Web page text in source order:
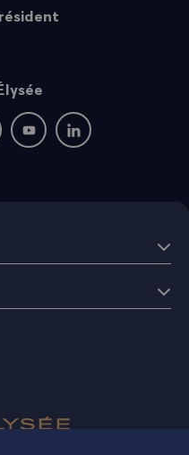
nous sur Twitter
: rejoignez-nous sur
fenêtre : rejoignez-nous
Nouvelle fenêtre :
Nouvelle fenêtre :